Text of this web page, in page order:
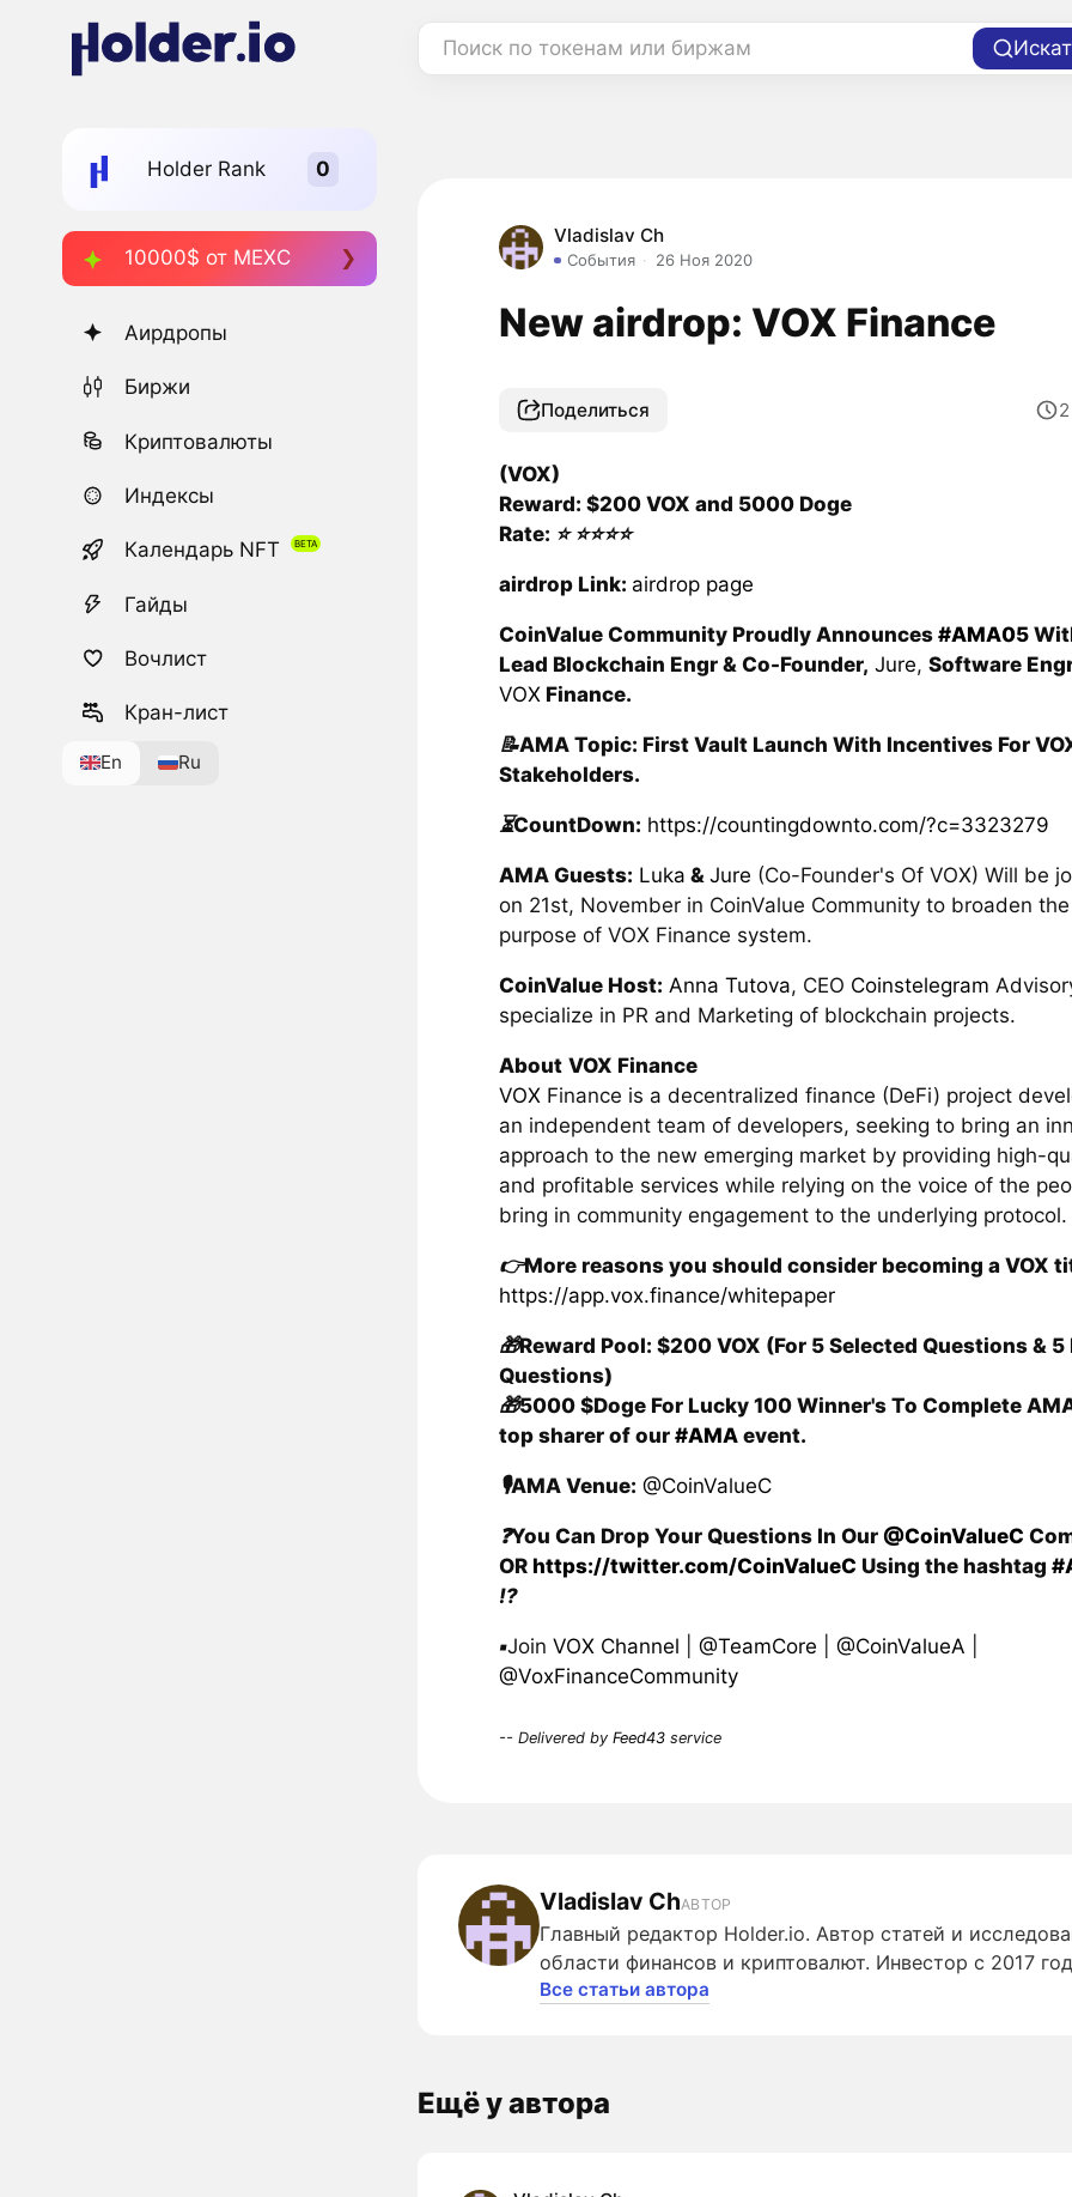
Поиск по токенам или биржам
Holder Rank
10000$ от MEXC
Аирдропы
Биржи
Криптовалюты
Индексы
Календарь NFT
Гайды
Вочлист
Кран-лист
En Ru
Vladislav Ch
События 26 Ноя 2020
New airdrop: VOX Finance
Поделиться 2
(VOX)
Reward: $200 VOX and 5000 Doge
Rate: ⭐️ ⭐️⭐️⭐️⭐️
airdrop Link: airdrop page
CoinValue Community Proudly Announces #AMA05
Lead Blockchain Engr & Co-Founder, Jure, Software
VOX Finance.
📝AMA Topic: First Vault Launch With Incentives For
Stakeholders.
⏳CountDown: https://countingdownto.com/?c=3323279
AMA Guests: Luka & Jure (Co-Founder's Of VOX) Will be
on 21st, November in CoinValue Community to broaden the
purpose of VOX Finance system.
CoinValue Host: Anna Tutova, CEO Coinstelegram
specialize in PR and Marketing of blockchain projects.
About VOX Finance
VOX Finance is a decentralized finance (DeFi) project
an independent team of developers, seeking to bring an
approach to the new emerging market by providing high-
and profitable services while relying on the voice of the
bring in community engagement to the underlying protocol.
👉More reasons you should consider becoming a VOX
https://app.vox.finance/whitepaper
🎁Reward Pool: $200 VOX (For 5 Selected Questions & 5
Questions)
🎁5000 $Doge For Lucky 100 Winner's To Complete
top sharer of our #AMA event.
🎙AMA Venue: @CoinValueC
❓You Can Drop Your Questions In Our @CoinValueC
OR https://twitter.com/CoinValueC Using the hashtag
⁉️
▪️Join VOX Channel @TeamCore @CoinValueA
@VoxFinanceCommunity
-- Delivered by Feed43 service
Vladislav ChАВТОР
Главный редактор Holder.io. Автор статей и
области финансов и криптовалют. Инвестор с 2017
Все статьи автора
Ещё у автора